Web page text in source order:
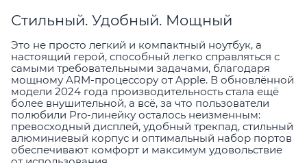
Стильный. Удобный. Мощный
Это не просто легкий и компактный ноутбук, а
настоящий герой, способный легко справляться с
самыми требовательными задачами, благодаря
мощному ARM-процессору от Apple. В обновлённой
модели 2024 года производительность стала ещё
более внушительной, а всё, за что пользователи
полюбили Pro-линейку осталось неизменным:
превосходный дисплей, удобный трекпад, стильный
алюминиевый корпус и оптимальный набор портов
обеспечивают комфорт и максимум удовольствие